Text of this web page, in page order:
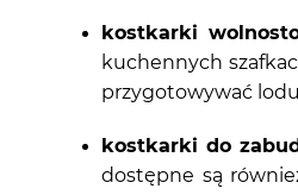
kostkarki
kuchennych
przygotowywać
kostkarki do
dostępne są